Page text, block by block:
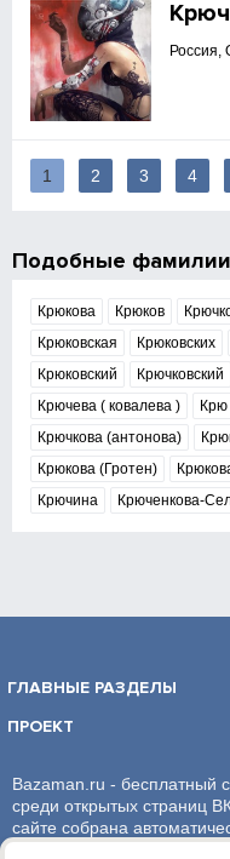
Россия,
1 2 3 4
Подобные фамилии
Крюкова Крюков
Крюковская
Крюковских
Крюковский
Крючковский
Крючева ( ковалева )
Крю
Крючкова (антонова)
Крюкова (Гротен)
Крючина
Крюченкова-
ГЛАВНЫЕ РАЗДЕЛЫ
ПРОЕКТ
Bazaman.ru - бесплатный
среди открытых страниц
сайте собрана